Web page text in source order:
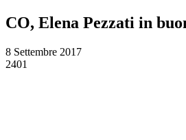
CO, Elena Pezzati in
8 Settembre 2017
2401